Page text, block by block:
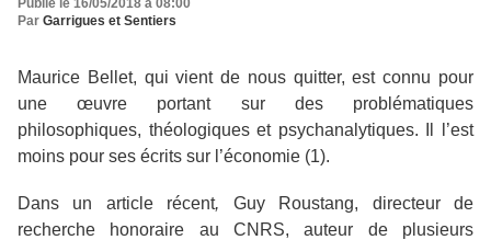
Publié le 16/05/2018 à 08:00
Par Garrigues et Sentiers
Maurice Bellet, qui vient de nous quitter, est connu pour
une œuvre portant sur des problématiques
philosophiques, théologiques et psychanalytiques. Il l’est
moins pour ses écrits sur l’économie (1).
Dans un article récent, Guy Roustang, directeur de
recherche honoraire au CNRS, auteur de plusieurs